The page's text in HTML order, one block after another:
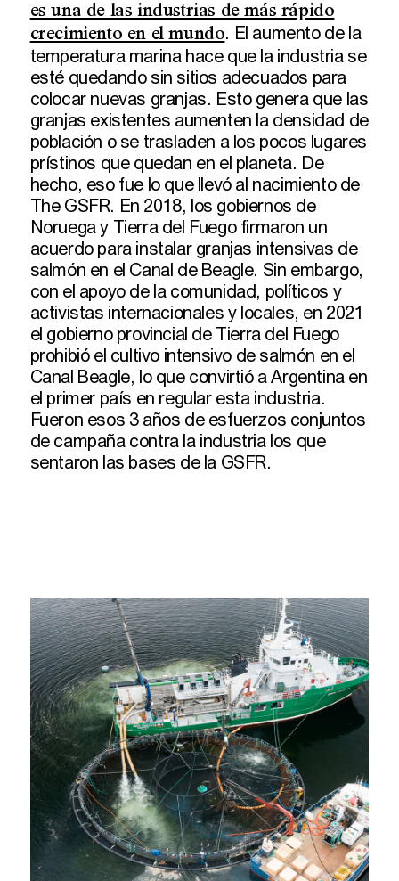
es una de las industrias de más rápido
crecimiento en el mundo. El aumento de la
temperatura marina hace que la industria se
esté quedando sin sitios adecuados para
colocar nuevas granjas. Esto genera que las
granjas existentes aumenten la densidad de
población o se trasladen a los pocos lugares
prístinos que quedan en el planeta. De
hecho, eso fue lo que llevó al nacimiento de
The GSFR. En 2018, los gobiernos de
Noruega y Tierra del Fuego firmaron un
acuerdo para instalar granjas intensivas de
salmón en el Canal de Beagle. Sin embargo,
con el apoyo de la comunidad, políticos y
activistas internacionales y locales, en 2021
el gobierno provincial de Tierra del Fuego
prohibió el cultivo intensivo de salmón en el
Canal Beagle, lo que convirtió a Argentina en
el primer país en regular esta industria.
Fueron esos 3 años de esfuerzos conjuntos
de campaña contra la industria los que
sentaron las bases de la GSFR.